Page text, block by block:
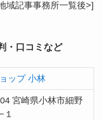
域記事事務所一覧後>]
・口コミなど
ップ 小林
宮崎県小林市細野
１